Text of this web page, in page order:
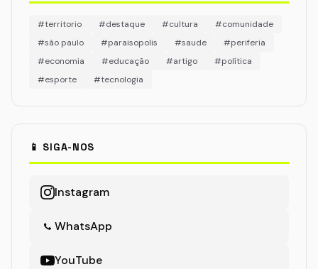
#territorio #destaque #cultura
#comunidade
#são paulo
#paraisopolis #saude
#periferia
#economia
#educação #artigo
#política
#esporte
#tecnologia
📱 SIGA-NOS
Instagram
WhatsApp
YouTube